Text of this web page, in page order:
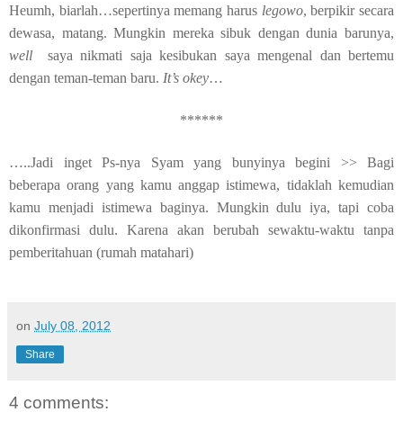
Heumh, biarlah…sepertinya memang harus legowo, berpikir secara
dewasa, matang. Mungkin mereka sibuk dengan dunia barunya,
well
saya nikmati saja kesibukan saya mengenal dan bertemu
dengan teman-teman baru. It’s okey…
******
…..Jadi inget Ps-nya Syam yang bunyinya begini >> Bagi
beberapa orang yang kamu anggap istimewa, tidaklah kemudian
kamu menjadi istimewa baginya. Mungkin dulu iya, tapi coba
dikonfirmasi dulu. Karena akan berubah sewaktu-waktu tanpa
pemberitahuan (rumah matahari)
on July 08, 2012
Share
4 comments: